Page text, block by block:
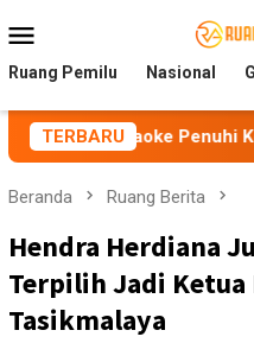
ke
kontenMobile
Ruang Pemilu Nasional
TERBARU
Penuhi Kewajiban PBG
Beranda Ruang Berita
Hendra Herdiana
Terpilih Jadi Ketua
Tasikmalaya